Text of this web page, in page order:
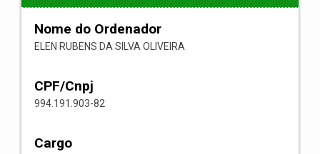
Nome do Ordenador
ELEN RUBENS DA SILVA OLIVEIRA
CPF/Cnpj
994.191.903-82
Cargo